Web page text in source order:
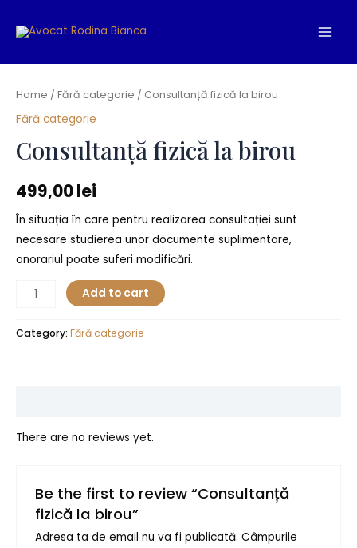
Home / Fără categorie / Consultanță fizică la birou
Fără categorie
Consultanță fizică la birou
499,00lei
În situația în care pentru realizarea consultației sunt
necesare studierea unor documente suplimentare,
onorariul poate suferi modificări.
fizică
la
quantity
Add to cart
Category: Fără categorie
There are no reviews yet.
Be the first to review “Consultanță
fizică la birou”
Adresa ta de email nu va fi publicată. Câmpurile